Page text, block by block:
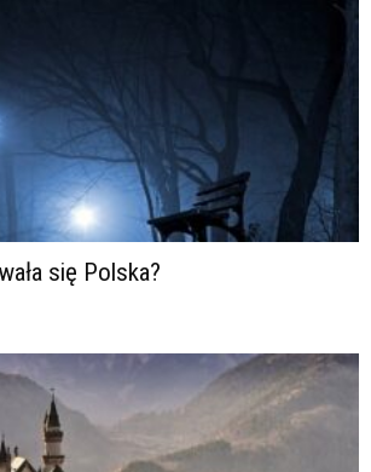
się Polska?